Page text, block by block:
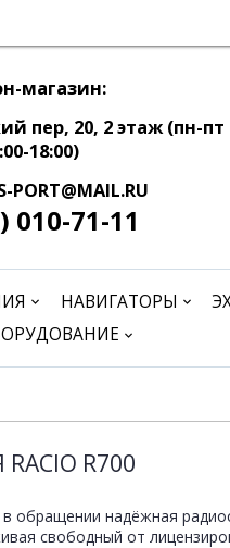
магазин:
пер, 20, 2 этаж (пн-пт
18:00)
PORT@MAIL.RU
010-71-11
НАВИГАТОРЫ
R700
обращении надёжная
свободный от